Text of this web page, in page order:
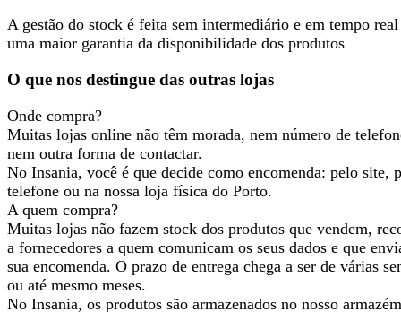
A gestão do stock é feita sem intermediário e em tempo real
uma maior garantia da disponibilidade dos produtos
O que nos destingue das outras lojas
Onde compra?
Muitas lojas online não têm morada, nem número de
nem outra forma de contactar.
No Insania, você é que decide como encomenda: pelo site,
telefone ou na nossa loja física do Porto.
A quem compra?
Muitas lojas não fazem stock dos produtos que vendem,
a fornecedores a quem comunicam os seus dados e que
sua encomenda. O prazo de entrega chega a ser de várias
ou até mesmo meses.
No Insania, os produtos são armazenados no nosso